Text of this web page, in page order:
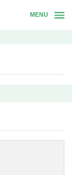
MENU